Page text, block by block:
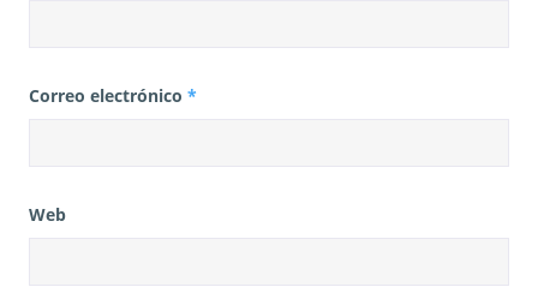
Correo electrónico *
Web